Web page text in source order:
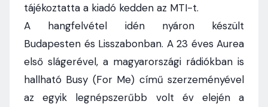
tájékoztatta a kiadó kedden az MTI-t.
A hangfelvétel idén nyáron készült
Budapesten és Lisszabonban. A 23 éves Aurea
első slágerével, a magyarországi rádiókban is
hallható Busy (For Me) című szerzeményével
az egyik legnépszerűbb volt év elején a